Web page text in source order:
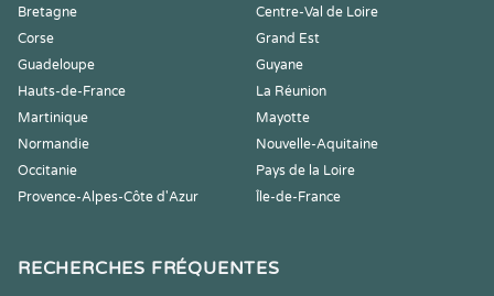
Bretagne
Centre-Val de Loire
Corse
Grand Est
Guadeloupe
Guyane
Hauts-de-France
La Réunion
Martinique
Mayotte
Normandie
Nouvelle-Aquitaine
Occitanie
Pays de la Loire
Provence-Alpes-Côte d'Azur
Île-de-France
RECHERCHES FRÉQUENTES